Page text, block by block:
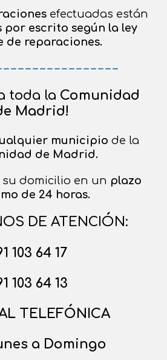
efectuadas están
por escrito según la ley
de reparaciones.
– – – – – – – – – – – – – – – –
toda la Comunidad
Madrid!
municipio de la
de Madrid.
domicilio en un plazo
de 24 horas.
DE ATENCIÓN:
103 64 17
103 64 13
TELEFÓNICA
a Domingo